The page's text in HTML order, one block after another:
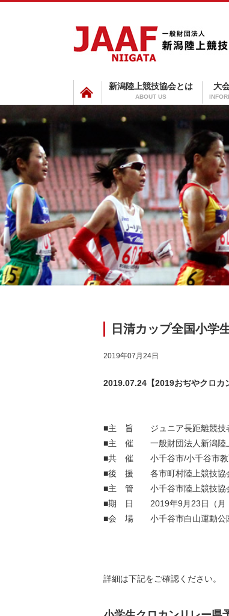
新潟陸上競技協会とは
ABOUT US
大
日清カップ全国小学
2019年07月24日
2019.07.24【2019おぢやクロカ
■主 旨 ジュニア長距離競技者
■主 催 一般財団法人新潟陸
■共 催 小千谷市/小千谷市教
■後 援 各市町村陸上競技協会/
■主 管 小千谷市陸上競技協
■期 日 2019年9月23日（月
■会 場 小千谷市白山運動公園
詳細は下記をご確認ください。